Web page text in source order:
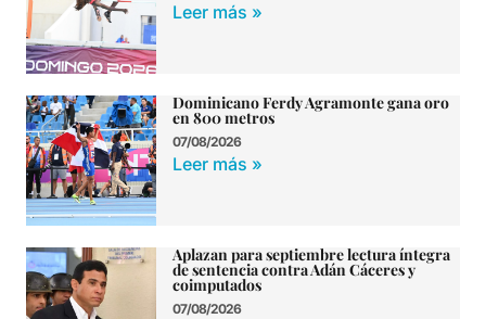
Leer más »
Dominicano Ferdy Agramonte gana oro
en 800 metros
07/08/2026
Leer más »
Aplazan para septiembre lectura íntegra
de sentencia contra Adán Cáceres y
coimputados
07/08/2026